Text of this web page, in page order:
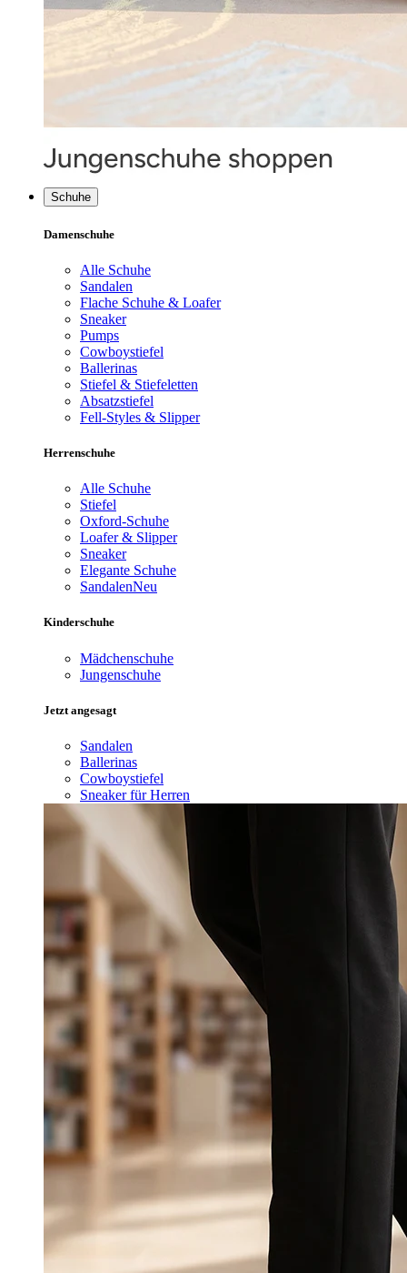
Schuhe
Damenschuhe
Alle Schuhe
Sandalen
Flache Schuhe & Loafer
Sneaker
Pumps
Cowboystiefel
Ballerinas
Stiefel & Stiefeletten
Absatzstiefel
Fell-Styles & Slipper
Herrenschuhe
Alle Schuhe
Stiefel
Oxford-Schuhe
Loafer & Slipper
Sneaker
Elegante Schuhe
SandalenNeu
Kinderschuhe
Mädchenschuhe
Jungenschuhe
Jetzt angesagt
Sandalen
Ballerinas
Cowboystiefel
Sneaker für Herren